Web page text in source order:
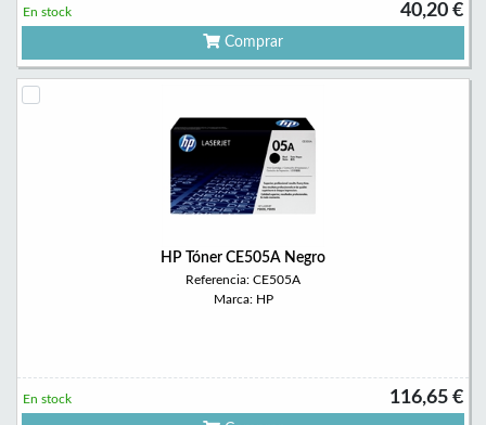
40,20 €
En stock
Comprar
HP Tóner CE505A Negro
Referencia: CE505A
Marca: HP
116,65 €
En stock